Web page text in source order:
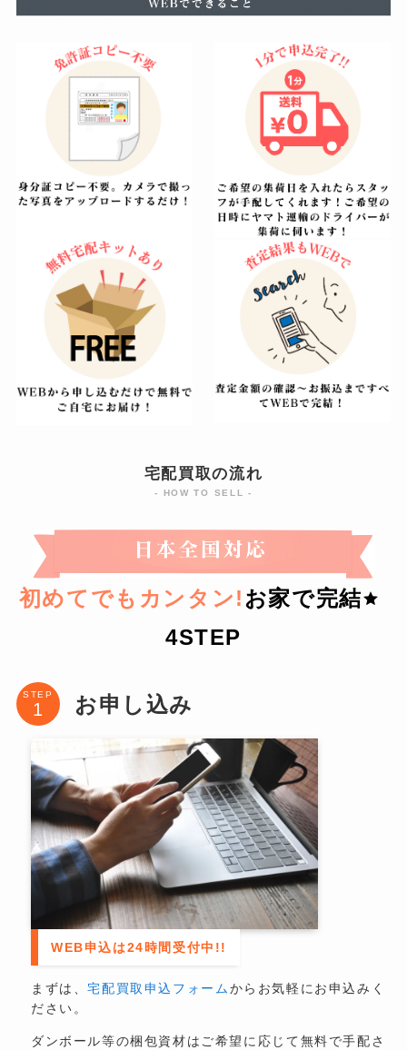
宅配買取の流れ
- HOW TO SELL -
初めてでもカンタン! お家で完結
4STEP
STEP お申し込み
WEB申込は24時間受付中!!
まずは、宅配買取申込フォームからお気軽にお申込みく
ださい。
ダンボール等の梱包資材はご希望に応じて無料で手配さ